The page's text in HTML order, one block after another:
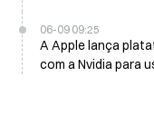
06-09 09:25
A Apple lança
com a Nvidia para